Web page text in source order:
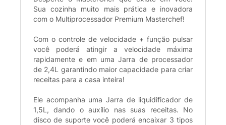
Sua cozinha muito mais prática e inovadora
com o Multiprocessador Premium Masterchef!
Com o controle de velocidade + função pulsar
você poderá atingir a velocidade máxima
rapidamente e em uma Jarra de processador
de 2,4L garantindo maior capacidade para criar
receitas para a casa inteira!
Ele acompanha uma Jarra de liquidificador de
1,5L, dando o auxílio nas suas receitas. No
disco de suporte você poderá encaixar 3 tipos